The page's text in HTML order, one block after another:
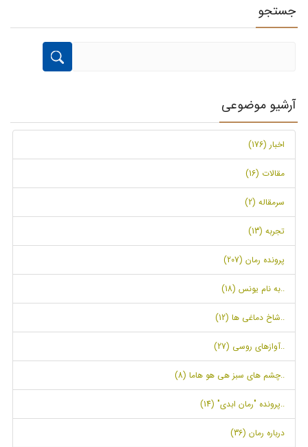
جستجو
آرشیو موضوعی
اخبار (176)
مقالات (16)
سرمقاله (2)
تجربه (13)
پرونده رمان (207)
..به نام یونس (18)
..شاخ دماغی ها (12)
..آوازهای روسی (27)
..چشم های سبز هی هو هاما (8)
..پرونده "رمان ابدی" (14)
درباره رمان (36)